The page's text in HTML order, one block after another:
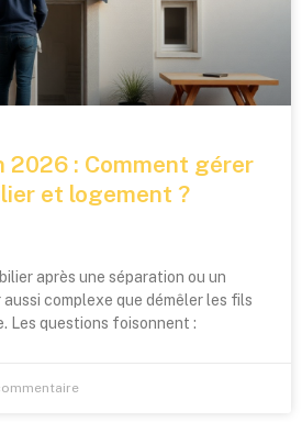
2026 : Comment gérer
et logement ?
après une séparation ou un
complexe que démêler les fils
Les questions foisonnent :